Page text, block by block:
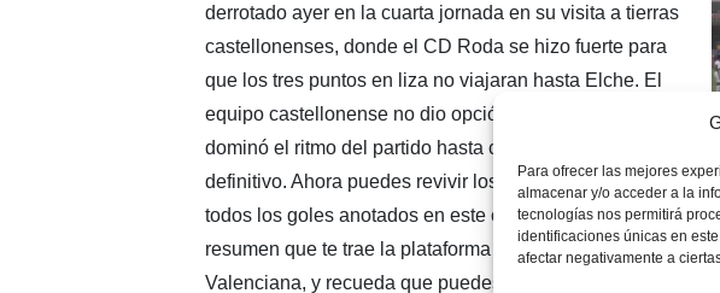
Para ofrecer las mejores
almacenar y/o acceder a la
tecnologías nos permitirá
identificaciones únicas en
afectar negativamente a
derrotado ayer en la cuarta jornada en su visita a tierras
castellonenses, donde el CD Roda se hizo fuerte para
que los tres puntos en liza no viajaran hasta Elche. El
equipo castellonense no dio opción a su rival y pronto
dominó el ritmo del partido hasta conseguir el 4-0
definitivo. Ahora puedes revivir los mejores momento y
todos los goles anotados en este choque gracias al
resumen que te trae la plataforma televisiva digital de la
Valenciana, y recueda que puedes consultar todos los